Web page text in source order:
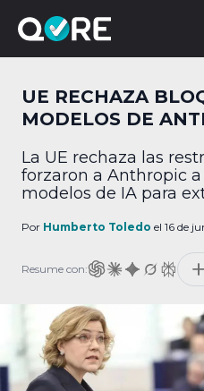
UE RECHAZA
MODELOS DE
La UE rechaza las
forzaron a Anthropic
modelos de IA para
Por Humberto Toledo el 16 de
Resume con: